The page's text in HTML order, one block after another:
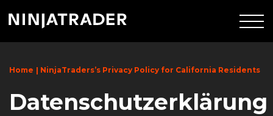
Skip
Main
Home NinjaTraders’s Privacy Policy for California Residents
Datenschutzerklärung